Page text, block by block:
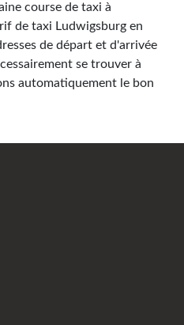
course de taxi à
de taxi Ludwigsburg en
de départ et d'arrivée
se trouver à
automatiquement le bon